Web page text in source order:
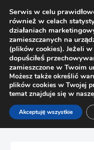
Strona główna
Prowadnica Movento
Serwis w celu
również w celach
działaniach
zamieszczanych na
(plików cookies). Jeżeli
dopuściłeś
zamieszczone w Twoim
Możesz także określić
plików cookies w Twojej
temat znajduje się w
Akceptuję wszystkie